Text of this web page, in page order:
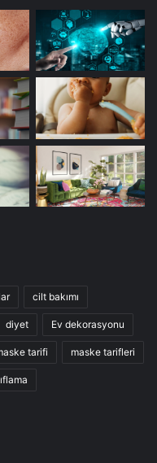
cilt bakımı
diyet Ev dekorasyonu
tarifi maske tarifleri